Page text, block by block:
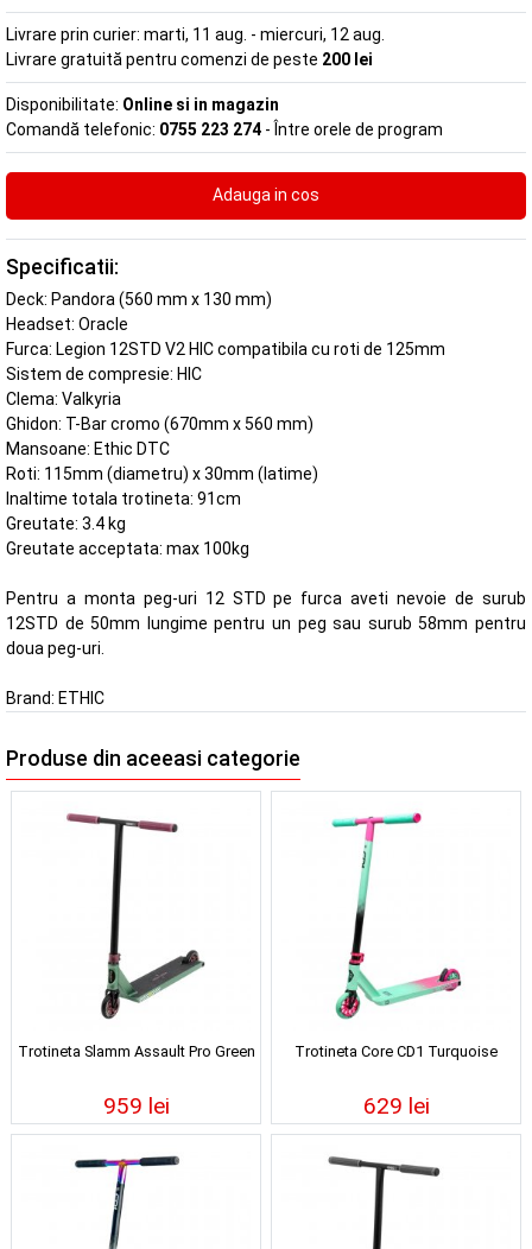
Livrare prin curier: marti, 11 aug. - miercuri, 12 aug.
Livrare gratuită pentru comenzi de peste 200 lei
Disponibilitate: Online si in magazin
Comandă telefonic: 0755 223 274 - Între orele de program
Specificatii:
Deck: Pandora (560 mm x 130 mm)
Headset: Oracle
Furca: Legion 12STD V2 HIC compatibila cu roti de 125mm
Sistem de compresie: HIC
Clema: Valkyria
Ghidon: T-Bar cromo (670mm x 560 mm)
Mansoane: Ethic DTC
Roti: 115mm (diametru) x 30mm (latime)
Inaltime totala trotineta: 91cm
Greutate: 3.4 kg
Greutate acceptata: max 100kg
Pentru a monta peg-uri 12 STD pe furca aveti nevoie de surub
12STD de 50mm lungime pentru un peg sau surub 58mm pentru
doua peg-uri.
Brand: ETHIC
Produse din aceeasi categorie
Trotineta Slamm Assault Pro Green
959 lei
Trotineta Core CD1 Turquoise
629 lei